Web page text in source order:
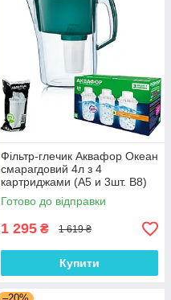
Фільтр-глечик Аквафор Океан
смарагдовий 4л з 4
картриджами (А5 и 3шт. В8)
Готово до відправки
1 295 ₴ 1 619 ₴
Купити